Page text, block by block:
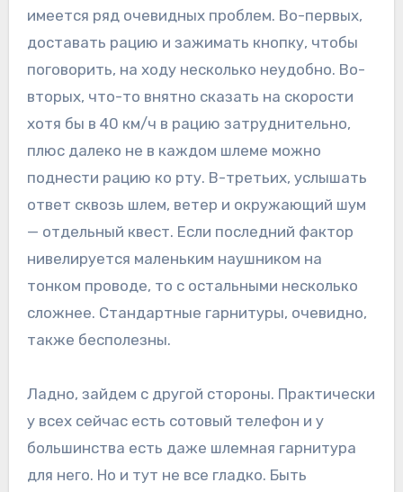
имеется ряд очевидных проблем. Во-первых,
доставать рацию и зажимать кнопку, чтобы
поговорить, на ходу несколько неудобно. Во-
вторых, что-то внятно сказать на скорости
хотя бы в 40 км/ч в рацию затруднительно,
плюс далеко не в каждом шлеме можно
поднести рацию ко рту. В-третьих, услышать
ответ сквозь шлем, ветер и окружающий шум
— отдельный квест. Если последний фактор
нивелируется маленьким наушником на
тонком проводе, то с остальными несколько
сложнее. Стандартные гарнитуры, очевидно,
также бесполезны.
Ладно, зайдем с другой стороны. Практически
у всех сейчас есть сотовый телефон и у
большинства есть даже шлемная гарнитура
для него. Но и тут не все гладко. Быть